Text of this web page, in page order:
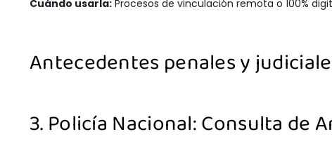
Cuándo usarla: Procesos de vinculación remota o 100%
Antecedentes penales y
3. Policía Nacional: Consulta de